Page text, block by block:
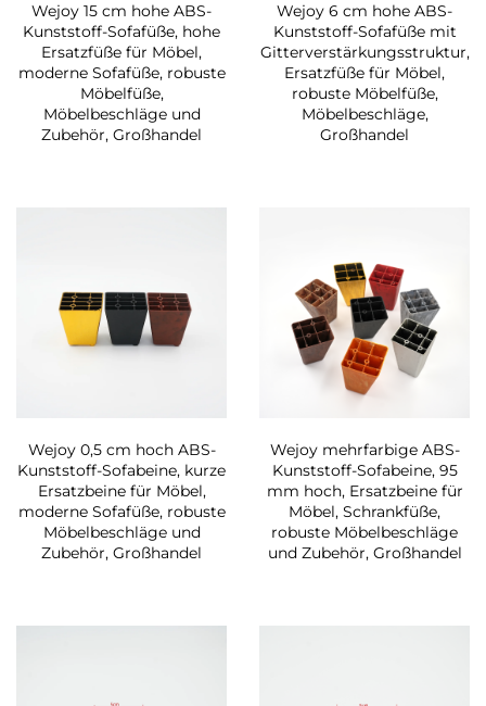
Wejoy 15 cm hohe ABS-
Kunststoff-Sofafüße, hohe
Ersatzfüße für Möbel,
moderne Sofafüße, robuste
Möbelfüße,
Möbelbeschläge und
Zubehör, Großhandel
Wejoy 6 cm hohe ABS-
Kunststoff-Sofafüße mit
Gitterverstärkungsstruktur,
Ersatzfüße für Möbel,
robuste Möbelfüße,
Möbelbeschläge,
Großhandel
Wejoy 0,5 cm hoch ABS-
Kunststoff-Sofabeine, kurze
Ersatzbeine für Möbel,
moderne Sofafüße, robuste
Möbelbeschläge und
Zubehör, Großhandel
Wejoy mehrfarbige ABS-
Kunststoff-Sofabeine, 95
mm hoch, Ersatzbeine für
Möbel, Schrankfüße,
robuste Möbelbeschläge
und Zubehör, Großhandel